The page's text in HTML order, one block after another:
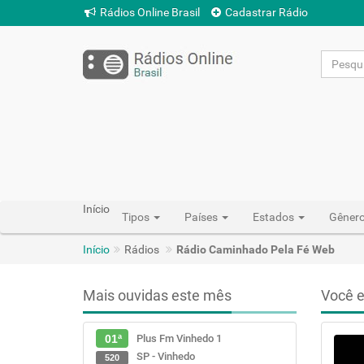
Rádios Online Brasil Cadastrar Rádio
Início
Tipos Países Estados
Início Rádios Rádio Caminhado Pela Fé Web
Mais ouvidas este mês
01ª
Plus Fm Vinhedo 1
SP - Vinhedo
520
Você